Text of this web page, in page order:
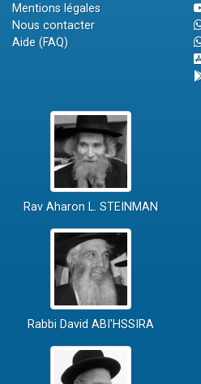
Mentions légales
Nous contacter
Aide (FAQ)
Rav Aharon L. STEINMAN
Rabbi David ABI'HSSIRA